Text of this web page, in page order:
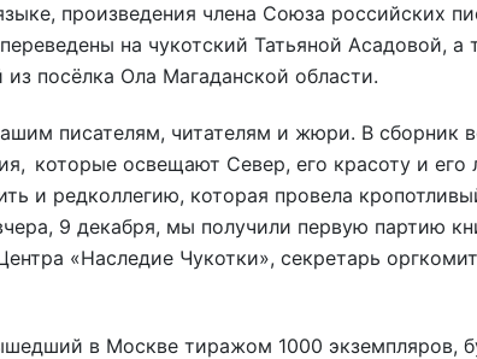
произведения члена Союза российских
на чукотский Татьяной Асадовой, а
посёлка Ола Магаданской области.
писателям, читателям и жюри. В сборник
которые освещают Север, его красоту и его
и редколлегию, которая провела
9 декабря, мы получили первую партию
«Наследие Чукотки», секретарь
в Москве тиражом 1000 экземпляров,